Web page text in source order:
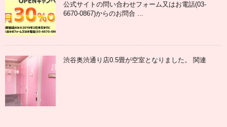
公式サイトの問い合わせフォーム又はお電話(03-
6670-0867)からのお問合 ...
渋谷奥渋通り店0.5畳が空室となりました。 関連